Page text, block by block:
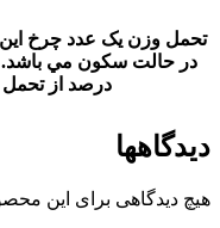
تحمل وزن یک عدد چرخ
درصد از
دیدگاهها
هیچ دیدگاهی برای این